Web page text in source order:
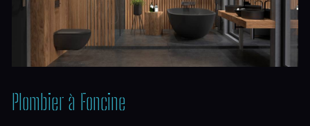
Plombier à Foncine